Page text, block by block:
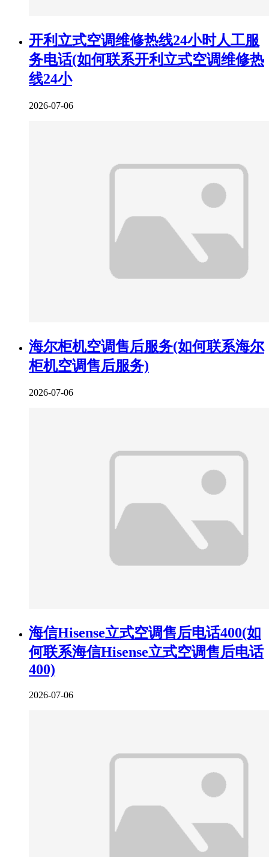
开利立式空调维修热线24小时人工服
务电话(如何联系开利立式空调维修热
线24小
2026-07-06
海尔柜机空调售后服务(如何联系海尔
柜机空调售后服务)
2026-07-06
海信Hisense立式空调售后电话400(如
何联系海信Hisense立式空调售后电话
400)
2026-07-06